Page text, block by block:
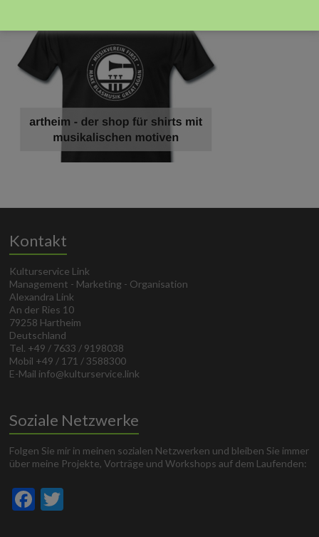
Kontakt
Kulturservice Link
Management - Marketing - Organisation
Alexandra Link
An der Ries 10
79258 Hartheim
Deutschland
Tel. +49 / 7633 / 9198038
Mobil +49 / 171 / 3588300
E-Mail info@kulturservice.link
Soziale Netzwerke
Folgen Sie mir in meinen sozialen Netzwerken und bleiben Sie immer
über meine Projekte, Vorträge und Workshops auf dem Laufenden:
F